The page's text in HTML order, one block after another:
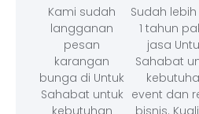
Kami sudah
langganan
pesan
karangan
bunga di Untuk
Sahabat untuk
Sudah
1 tahun
jasa
Sahabat
event dan